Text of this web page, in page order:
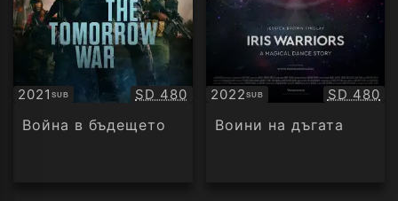
2021SUB
Субтитри Качество:
SD 480
Война в бъдещето
2022SUB
Субтитри SD 480
Воини на дъгата